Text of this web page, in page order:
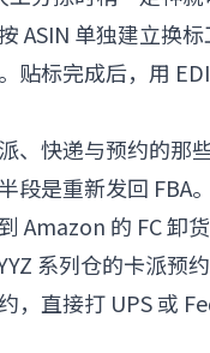
ASIN 单独建立换
贴标完成后，用
、快递与预约的那
段是重新发回 FBA
Amazon 的 FC 卸
系列仓的卡派预
，直接打 UPS 或